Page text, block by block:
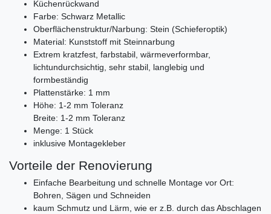
Küchenrückwand
Farbe: Schwarz Metallic
Oberflächenstruktur/Narbung: Stein (Schieferoptik)
Material: Kunststoff mit Steinnarbung
Extrem kratzfest, farbstabil, wärmeverformbar,
lichtundurchsichtig, sehr stabil, langlebig und
formbeständig
Plattenstärke: 1 mm
Höhe: 1-2 mm Toleranz
Breite: 1-2 mm Toleranz
Menge: 1 Stück
inklusive Montagekleber
Vorteile der Renovierung
Einfache Bearbeitung und schnelle Montage vor Ort:
Bohren, Sägen und Schneiden
kaum Schmutz und Lärm, wie er z.B. durch das Abschlagen